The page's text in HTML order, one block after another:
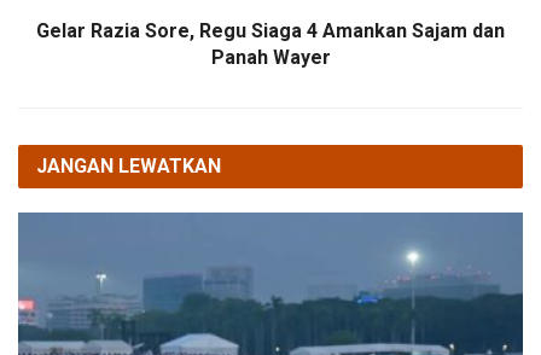
Gelar Razia Sore, Regu Siaga 4 Amankan Sajam dan
Panah Wayer
JANGAN LEWATKAN